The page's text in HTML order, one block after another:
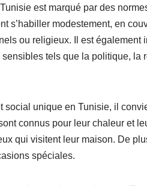
est marqué par des
s’habiller modestement, en
ou religieux. Il est également
sensibles tels que la politique, la
social unique en Tunisie, il
connus pour leur chaleur et
qui visitent leur maison. De
spéciales.